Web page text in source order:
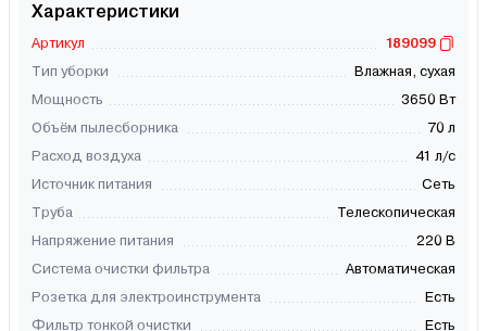
Характеристики
Артикул
189099
Тип уборки
Влажная, сухая
Мощность
3650 Вт
Объём пылесборника
70 л
Расход воздуха
41 л/с
Источник питания
Сеть
Труба
Телескопическая
Напряжение питания
220 В
Система очистки фильтра
Автоматическая
Розетка для электроинструмента
Есть
Фильтр тонкой очистки
Есть